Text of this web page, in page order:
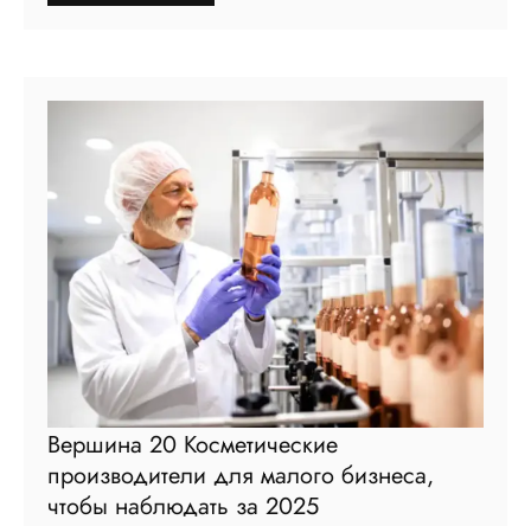
Вершина 20 Косметические
производители для малого бизнеса,
чтобы наблюдать за 2025